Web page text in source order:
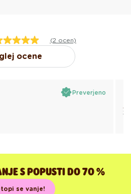
(2 ocen)
ocene
Preverjeno
S POPUSTI DO 70 %
se vanje!